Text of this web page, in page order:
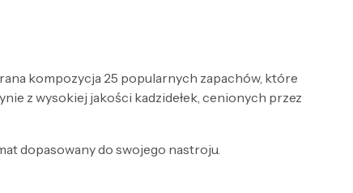
kompozycja 25 popularnych zapachów, które
z wysokiej jakości kadzidełek, cenionych przez
dopasowany do swojego nastroju.